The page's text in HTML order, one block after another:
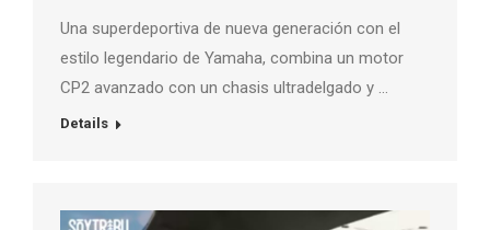
Una superdeportiva de nueva generación con el
estilo legendario de Yamaha, combina un motor
CP2 avanzado con un chasis ultradelgado y …
Details